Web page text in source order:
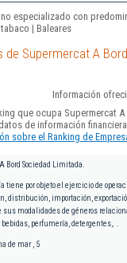
especializado con
| Baleares
Supermercat A
Información
que ocupa Supermercat
de información financiera
sobre el Ranking de
Bord Sociedad Limitada.
tiene por objeto el ejercicio de
distribución, importación,
modalidades de géneros
perfumería, detergentes,. .
de mar , 5